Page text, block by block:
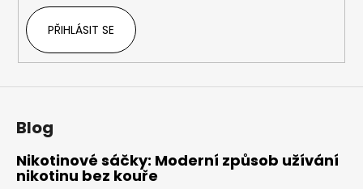
PŘIHLÁSIT SE
Blog
Nikotinové sáčky: Moderní způsob užívání
nikotinu bez kouře